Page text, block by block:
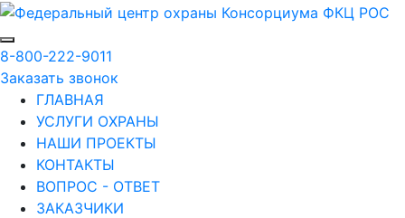
8-800-222-9011
Заказать звонок
ГЛАВНАЯ
УСЛУГИ ОХРАНЫ
НАШИ ПРОЕКТЫ
КОНТАКТЫ
ВОПРОС - ОТВЕТ
ЗАКАЗЧИКИ